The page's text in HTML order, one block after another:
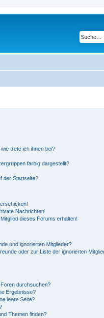
trete ich ihnen bei?
farbig dargestellt?
der Startseite?
Nachrichten!
dieses Forums erhalten!
und ignorierten Mitglieder?
oder zur Liste der ignorierten
durchsuchen?
Ergebnisse?
leere Seite?
Themen finden?